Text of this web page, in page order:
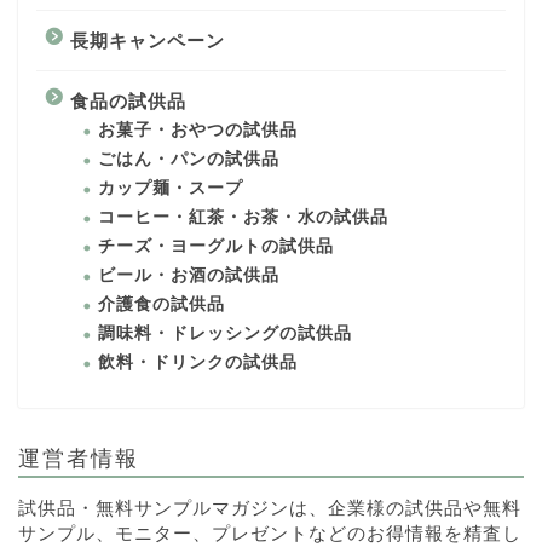
長期キャンペーン
食品の試供品
お菓子・おやつの試供品
ごはん・パンの試供品
カップ麺・スープ
コーヒー・紅茶・お茶・水の試供品
チーズ・ヨーグルトの試供品
ビール・お酒の試供品
介護食の試供品
調味料・ドレッシングの試供品
飲料・ドリンクの試供品
運営者情報
試供品・無料サンプルマガジンは、企業様の試供品や無料
サンプル、モニター、プレゼントなどのお得情報を精査し